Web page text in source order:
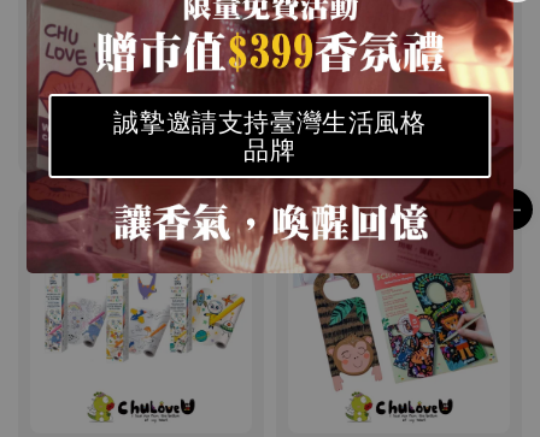
誠摯邀請支持臺灣生活風格
品牌
【德國Avenir Kids】
LCD畫板-恐龍世界/太空
世界/蠑螈
Sale
price
NT$ 380
price
【德國Avenir Kids】美
妝&紋身貼紙 －小王子
聯名款
Sale
price
NT$ 250
price